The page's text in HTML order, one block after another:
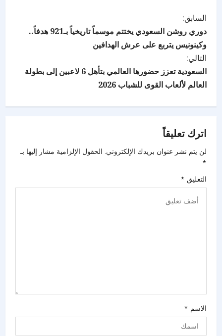
السابق:
دوري روشن السعودي يختتم موسماً تاريخياً بـ921 هدفاً..
وكينونيس يتربع على عرش الهدافين
التالي:
السعودية تعزز حضورها العالمي بتأهل 6 لاعبين إلى بطولة
العالم لألعاب القوى للشباب 2026
اترك تعليقاً
لن يتم نشر عنوان بريدك الإلكتروني. الحقول الإلزامية مشار إليها بـ
*
التعليق *
الاسم *